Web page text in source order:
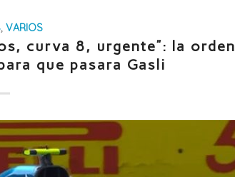
,VARIOS
curva 8, urgente”: la orden
que pasara Gasli